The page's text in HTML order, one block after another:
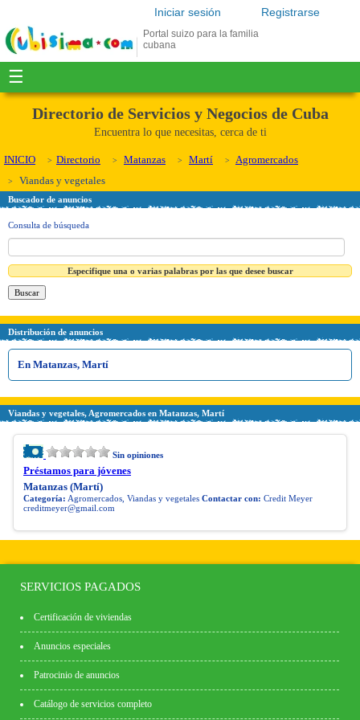
Registrarse
Iniciar sesión
Portal suizo para la familia
cubana
☰
Directorio de Servicios y Negocios de Cuba
Encuentra lo que necesitas, cerca de ti
INICIO Directorio Matanzas Martí
Agromercados
Viandas y vegetales
Buscador de anuncios
Consulta de búsqueda
Especifique una o varias palabras por las que desee buscar
Distribución de anuncios
En Matanzas, Martí
Viandas y vegetales, Agromercados en Matanzas, Martí
Sin opiniones
Préstamos para jóvenes
Matanzas (Martí)
Categoría: Agromercados, Viandas y vegetales Contactar con: Credit Meyer
creditmeyer@gmail.com
SERVICIOS PAGADOS
Certificación de viviendas
Anuncios especiales
Patrocinio de anuncios
Catálogo de servicios completo